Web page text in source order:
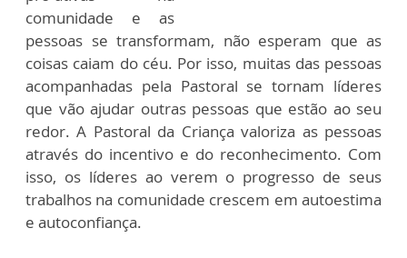
comunidade e as
pessoas se transformam, não esperam que as
coisas caiam do céu. Por isso, muitas das pessoas
acompanhadas pela Pastoral se tornam líderes
que vão ajudar outras pessoas que estão ao seu
redor. A Pastoral da Criança valoriza as pessoas
através do incentivo e do reconhecimento. Com
isso, os líderes ao verem o progresso de seus
trabalhos na comunidade crescem em autoestima
e autoconfiança.